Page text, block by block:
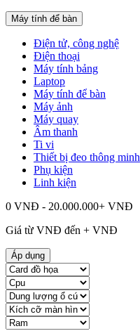
Máy tính để bàn
Điện tử, công nghệ
Điện thoại
Máy tính bảng
Laptop
Máy tính để bàn
Máy ảnh
Máy quay
Âm thanh
Ti vi
Thiết bị đeo thông minh
Phụ kiện
Linh kiện
0 VNĐ - 20.000.000+ VNĐ
Giá từ VNĐ đến + VNĐ
Áp dụng